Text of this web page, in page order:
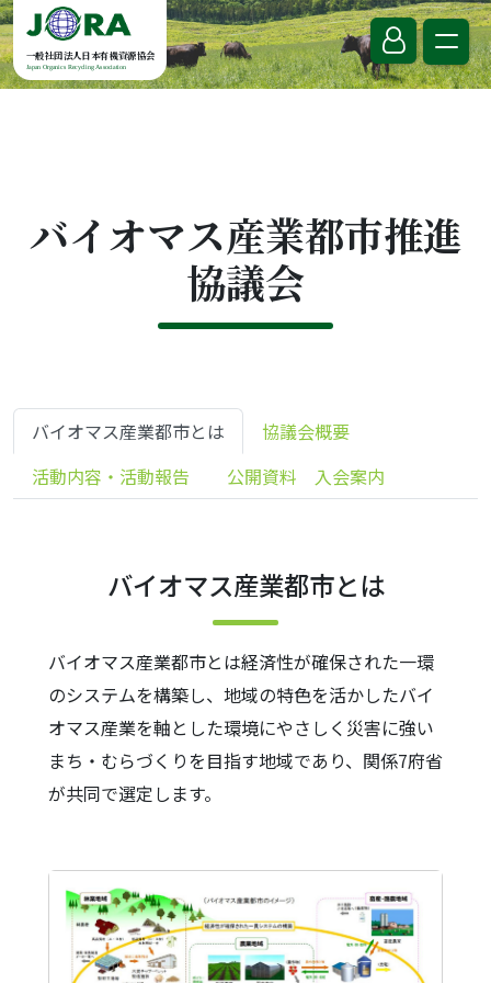
Skip to content
一般社団法人日本有機資源協会
Japan Organics Recycling Association
バイオマス産業都市推進
協議会
バイオマス産業都市とは
協議会概要
活動内容・活動報告
公開資料 入会案内
バイオマス産業都市とは
バイオマス産業都市とは経済性が確保された一環
のシステムを構築し、地域の特色を活かしたバイ
オマス産業を軸とした環境にやさしく災害に強い
まち・むらづくりを目指す地域であり、関係7府省
が共同で選定します。